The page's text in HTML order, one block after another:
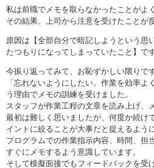
私は前職でメモを取らなかったことがよ
その結果、上司から注意を受けたことが
原因は【全部自分で暗記しようという思
たつもりになってしまっていたこと】です
今振り返ってみて、お恥ずかしい限りです
「忘れないようにしたい。作業を効率
う理由でメモの訓練を受けました。
スタッフが作業工程の文章を読み上げ、
最初は難しく思いましたが、何度か続け
イントに絞ることが大事だと捉えるよう
プログラムでの作業指示内容、時間、担
すぐにメモするよう意識しています。
そして模擬面接でもフィードバックを受